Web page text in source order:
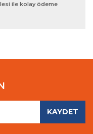
ile kolay ödeme
KAYDET